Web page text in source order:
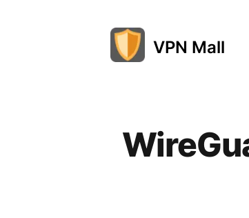
VPN Mall